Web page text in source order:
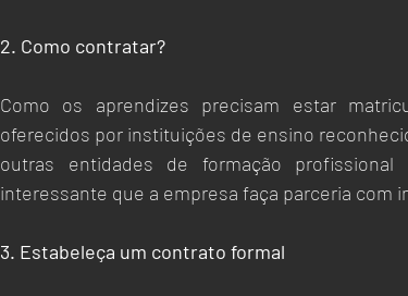
2. Como contratar?
Como os aprendizes precisam estar
oferecidos por instituições de ensino
outras entidades de formação
interessante que a empresa faça parceria com
3. Estabeleça um contrato formal